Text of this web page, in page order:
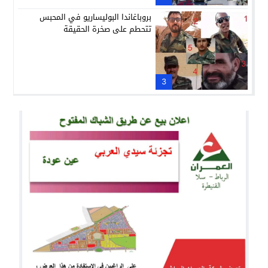
3
بروباغاندا البوليساريو في المحبس
تتحطم على صخرة الحقيقة